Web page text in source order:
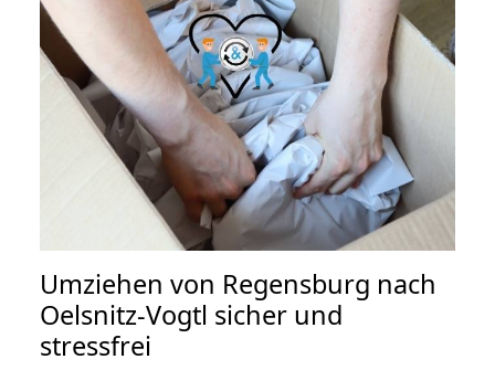
Umziehen von Regensburg nach
Oelsnitz-Vogtl sicher und
stressfrei